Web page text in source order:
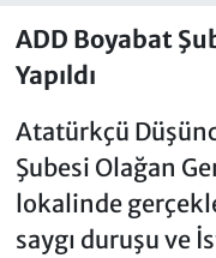
ADD Boyabat
Yapıldı
Atatürkçü
Şubesi Olağan
lokalinde
saygı duruşu ve